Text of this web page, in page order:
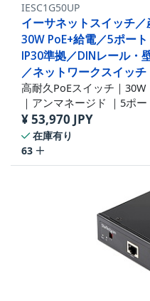
IESC1G50UP
イーサネットスイッチ
30W PoE+給電／5ポー
IP30準拠／DINレール・
／ネットワークスイッチ
高耐久PoEスイッチ｜
｜アンマネージド ｜5ポー
¥53,970 JPY
在庫有り
63